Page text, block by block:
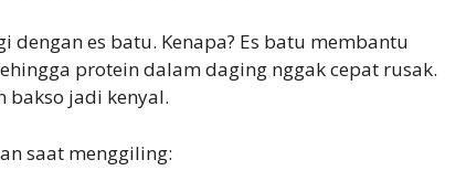
dengan es batu. Kenapa? Es batu membantu
protein dalam daging nggak cepat rusak.
bakso jadi kenyal.
saat menggiling: